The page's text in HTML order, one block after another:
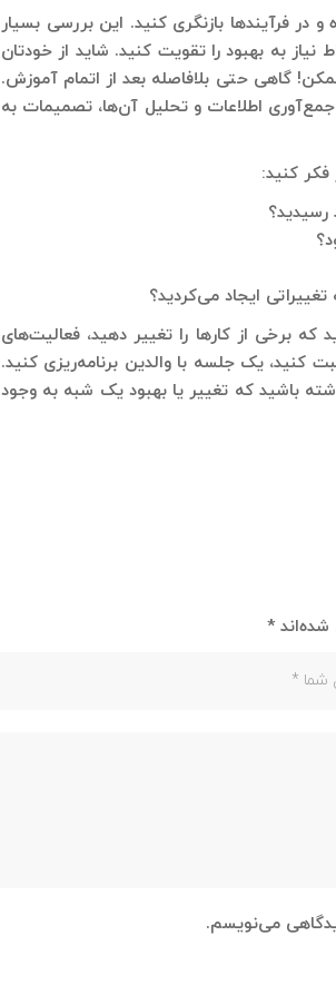
فرآیندها بازنگری کنید. این بررسی بسیار
به بهبود را تقویت کنید. شاید از خودتان
گاهی حتی بلافاصله بعد از اتمام آموزش.
اطلاعات و تحلیل آن‌ها، تصمیمات به
کنید:
رسیدید؟
ایجاد می‌کردید؟
برخی از کارها را تغییر دهید، فعالیت‌های
یک جلسه با والدین برنامه‌ریزی کنید.
باشید که تغییر یا بهبود یک شبه به وجود
*
می‌نویسم.